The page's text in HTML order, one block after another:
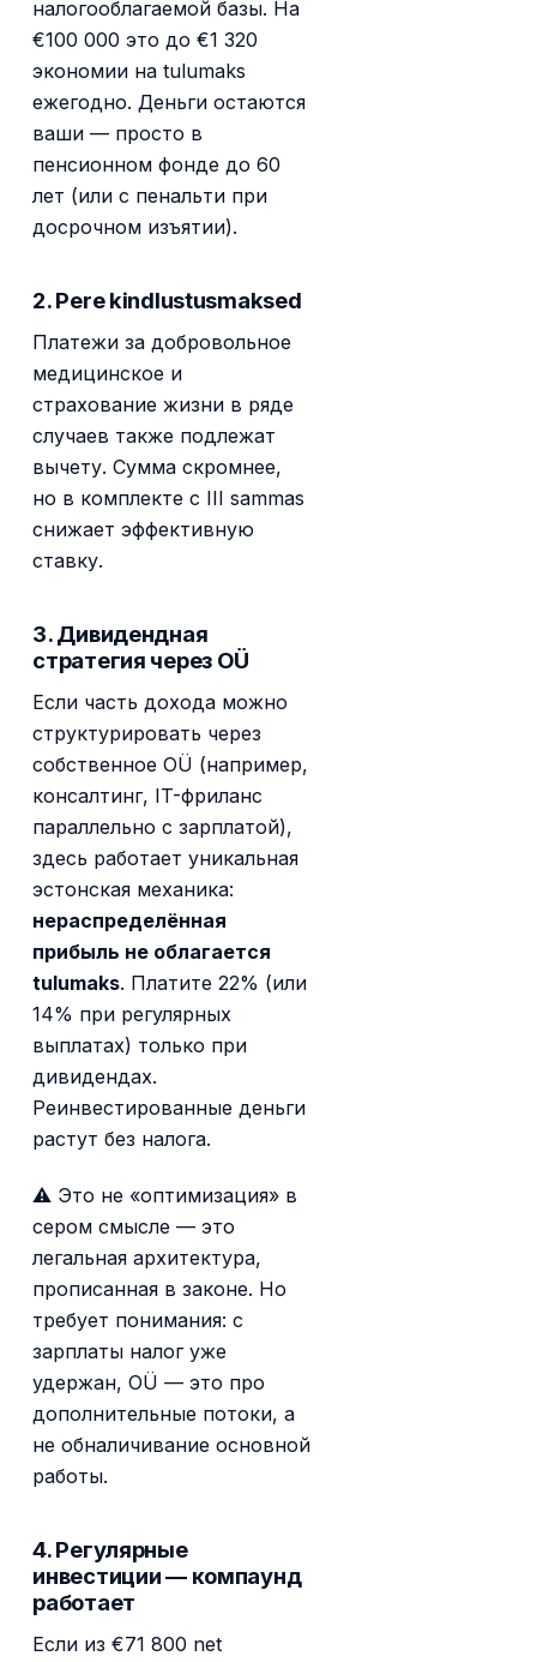
налогооблагаемой базы. На
€100 000 это до €1 320
экономии на tulumaks
ежегодно. Деньги остаются
ваши — просто в
пенсионном фонде до 60
лет (или с пенальти при
досрочном изъятии).
2. Pere kindlustusmaksed
Платежи за добровольное
медицинское и
страхование жизни в ряде
случаев также подлежат
вычету. Сумма скромнее,
но в комплекте с III sammas
снижает эффективную
ставку.
3. Дивидендная
стратегия через OÜ
Если часть дохода можно
структурировать через
собственное OÜ (например,
консалтинг, IT-фриланс
параллельно с зарплатой),
здесь работает уникальная
эстонская механика:
нераспределённая
прибыль не облагается
tulumaks. Платите 22% (или
14% при регулярных
выплатах) только при
дивидендах.
Реинвестированные деньги
растут без налога.
⚠ Это не «оптимизация» в
сером смысле — это
легальная архитектура,
прописанная в законе. Но
требует понимания: с
зарплаты налог уже
удержан, OÜ — это про
дополнительные потоки, а
не обналичивание основной
работы.
4. Регулярные
инвестиции — компаунд
работает
Если из €71 800 net